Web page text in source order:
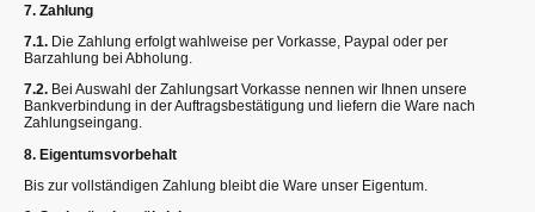
7. Zahlung
7.1. Die Zahlung erfolgt wahlweise per Vorkasse, Paypal oder per
Barzahlung bei Abholung.
7.2. Bei Auswahl der Zahlungsart Vorkasse nennen wir Ihnen unsere
Bankverbindung in der Auftragsbestätigung und liefern die Ware nach
Zahlungseingang.
8. Eigentumsvorbehalt
Bis zur vollständigen Zahlung bleibt die Ware unser Eigentum.